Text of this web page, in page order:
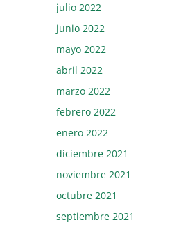
julio 2022
junio 2022
mayo 2022
abril 2022
marzo 2022
febrero 2022
enero 2022
diciembre 2021
noviembre 2021
octubre 2021
septiembre 2021